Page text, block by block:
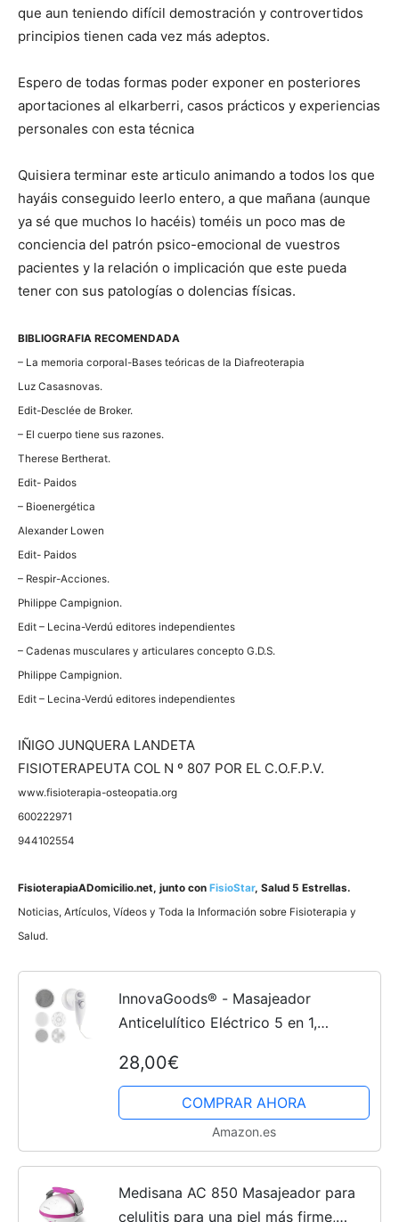
que aun teniendo difí­cil demostración y controvertidos
principios tienen cada vez más adeptos.
Espero de todas formas poder exponer en posteriores
aportaciones al elkarberri, casos prácticos y experiencias
personales con esta técnica
Quisiera terminar este articulo animando a todos los que
hayáis conseguido leerlo entero, a que mañana (aunque
ya sé que muchos lo hacéis) toméis un poco mas de
conciencia del patrón psico-emocional de vuestros
pacientes y la relación o implicación que este pueda
tener con sus patologí­as o dolencias fí­sicas.
BIBLIOGRAFIA RECOMENDADA
– La memoria corporal-Bases teóricas de la Diafreoterapia
Luz Casasnovas.
Edit-Desclée de Broker.
– El cuerpo tiene sus razones.
Therese Bertherat.
Edit- Paidos
– Bioenergética
Alexander Lowen
Edit- Paidos
– Respir-Acciones.
Philippe Campignion.
Edit – Lecina-Verdú editores independientes
– Cadenas musculares y articulares concepto G.D.S.
Philippe Campignion.
Edit – Lecina-Verdú editores independientes
IÑIGO JUNQUERA LANDETA
FISIOTERAPEUTA COL N º 807 POR EL C.O.F.P.V.
www.fisioterapia-osteopatia.org
600222971
944102554
FisioterapiaADomicilio.net, junto con FisioStar, Salud 5 Estrellas.
Noticias, Artí­culos, Ví­deos y Toda la Información sobre Fisioterapia y
Salud.
InnovaGoods® - Masajeador
Anticelulítico Eléctrico 5 en 1,
intercambiables ideal para relajar,
tonificar los músculos y...
28,00€
COMPRAR AHORA
Amazon.es
Medisana AC 850 Masajeador para
celulitis para una piel más firme,